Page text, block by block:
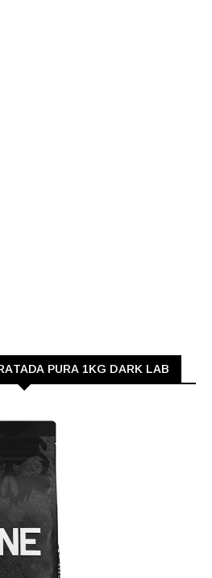
PURA 1KG DARK LAB